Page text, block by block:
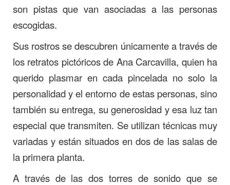
son pistas que van asociadas a las personas
escogidas.
Sus rostros se descubren únicamente a través de
los retratos pictóricos de Ana Carcavilla, quien ha
querido plasmar en cada pincelada no solo la
personalidad y el entorno de estas personas, sino
también su entrega, su generosidad y esa luz tan
especial que transmiten. Se utilizan técnicas muy
variadas y están situados en dos de las salas de
la primera planta.
A través de las dos torres de sonido que se